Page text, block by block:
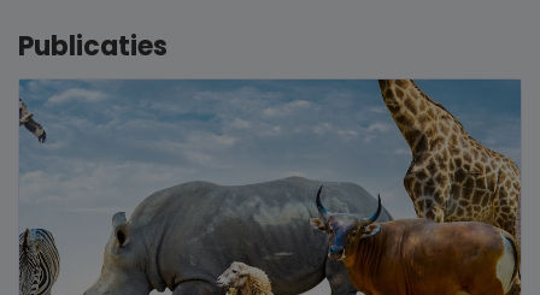
Publicaties